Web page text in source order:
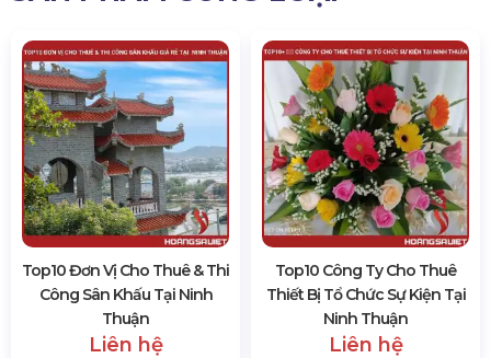
SẢN PHẨM CÙNG LOẠI